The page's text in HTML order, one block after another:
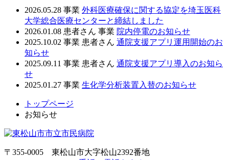
2026.05.28 事業 外科医療確保に関する協定を埼玉医科
大学総合医療センターと締結しました
2026.01.08 患者さん 事業 院内停電のお知らせ
2025.10.02 事業 患者さん 通院支援アプリ運用開始のお
知らせ
2025.09.11 事業 患者さん 通院支援アプリ導入のお知ら
せ
2025.01.27 事業 生化学分析装置入替のお知らせ
トップページ
お知らせ
〒355-0005 東松山市大字松山2392番地